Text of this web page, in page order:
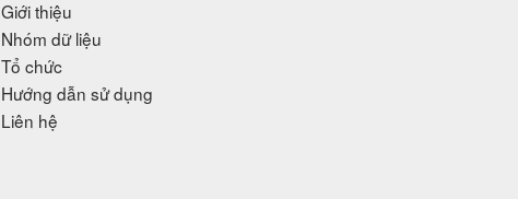
Giới thiệu
Nhóm dữ liệu
Tổ chức
Hướng dẫn sử dụng
Liên hệ